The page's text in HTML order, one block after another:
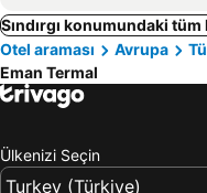
Sındırgı konumundaki
Otel araması
Avrupa
Eman Termal
Ülkenizi Seçin